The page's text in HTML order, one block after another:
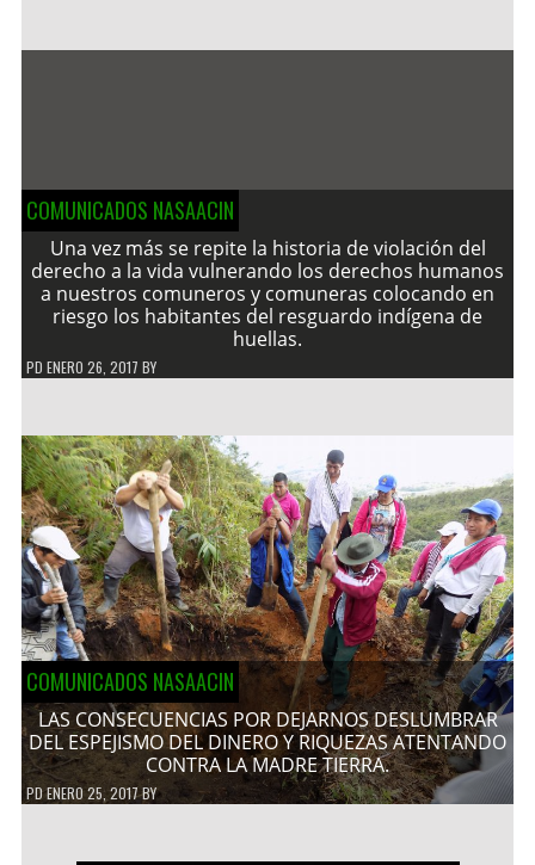
COMUNICADOS NASAACIN
Una vez más se repite la historia de violación del
derecho a la vida vulnerando los derechos humanos
a nuestros comuneros y comuneras colocando en
riesgo los habitantes del resguardo indígena de
huellas.
PD ENERO 26, 2017 BY
COMUNICADOS NASAACIN
LAS CONSECUENCIAS POR DEJARNOS DESLUMBRAR
DEL ESPEJISMO DEL DINERO Y RIQUEZAS ATENTANDO
CONTRA LA MADRE TIERRA.
PDENERO 25, 2017BY